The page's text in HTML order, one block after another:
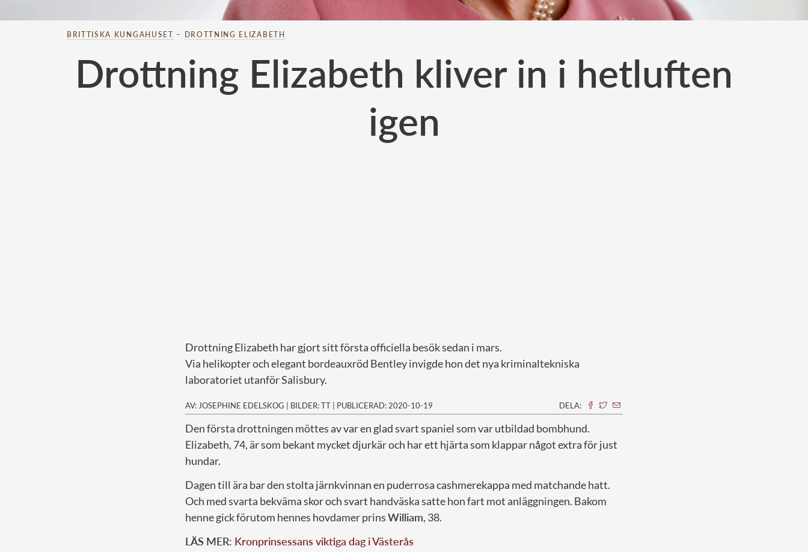
BRITTISKA KUNGAHUSET – DROTTNING ELIZABETH
Drottning Elizabeth kliver in i hetluften
igen
Drottning Elizabeth har gjort sitt första officiella besök sedan i mars.
Via helikopter och elegant bordeauxröd Bentley invigde hon det nya kriminaltekniska
laboratoriet utanför Salisbury.
AV: JOSEPHINE EDELSKOG | BILDER: TT | PUBLICERAD: 2020-10-19 DELA:
Den första drottningen möttes av var en glad svart spaniel som var utbildad bombhund.
Elizabeth, 74, är som bekant mycket djurkär och har ett hjärta som klappar något extra för just
hundar.
Dagen till ära bar den stolta järnkvinnan en puderrosa cashmerekappa med matchande hatt.
Och med svarta bekväma skor och svart handväska satte hon fart mot anläggningen. Bakom
henne gick förutom hennes hovdamer prinsWilliam, 38.
LÄS MER: Kronprinsessans viktiga dag i Västerås